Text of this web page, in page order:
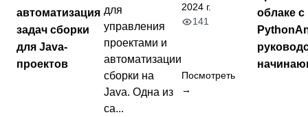
автоматизация
задач сборки
для Java-
проектов
для
управления
проектами и
автоматизации
сборки на
Java. Одна из
са...
2024 г.
141
Посмотреть
→
облаке с